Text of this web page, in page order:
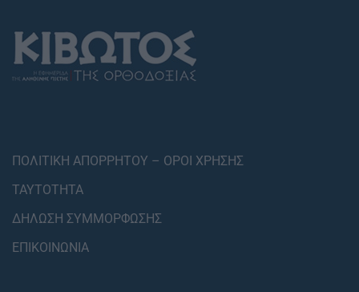
ΠΟΛΙΤΙΚΗ ΑΠΟΡΡΗΤΟΥ – ΟΡΟΙ ΧΡΗΣΗΣ
ΤΑΥΤΟΤΗΤΑ
ΔΗΛΩΣΗ ΣΥΜΜΟΡΦΩΣΗΣ
ΕΠΙΚΟΙΝΩΝΙΑ